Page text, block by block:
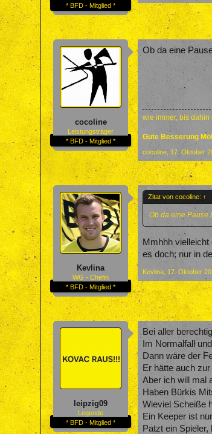
* BFD - Mitglied *
cocoline
Leistungsträger
* BFD - Mitglied *
Ob da eine
wie immer, bis dahin
Gute Besserung
cocoline, 17. Oktober
Kevlina
WG - Chefin
* BFD - Mitglied *
Zitat von cocoline: ↑
Ob da eine Pause
Mmhhh
es doch; nur in
Kevlina 17. Oktober
leipzig09
Legende
* BFD - Mitglied *
Bei aller
Im Normalfall
Dann wäre der
Er hätte auch
Aber ich will mal
Haben Bürkis
Wieviel Scheiße
Ein Keeper ist
Patzt ein